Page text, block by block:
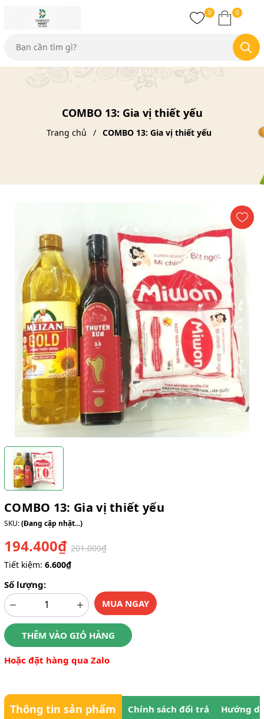
0 0
COMBO 13: Gia vị thiết yếu
Trang chủ COMBO 13: Gia vị thiết yếu
COMBO 13: Gia vị thiết yếu
SKU:(Đang cập nhật...)
194.400₫ 201.000₫
Tiết kiệm: 6.600₫
Số lượng:
MUA NGAY
THÊM VÀO GIỎ HÀNG
Hoặc đặt hàng qua Zalo
Thông tin sản phẩm Chính sách đổi trả Hướng